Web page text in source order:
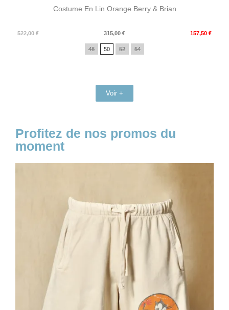
Costume En Lin Orange Berry & Brian
522,00 €
Prix
315,00 € 157,50 €
Prix
48 50 52 54
Voir +
Profitez de nos promos du
moment